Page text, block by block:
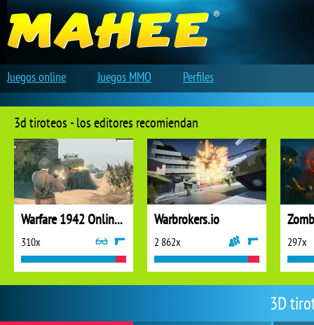
3D
3d tiroteos - los editores recomiendan
Warfare 1942 Online Shooter
310x
Warbrokers.io
2 862x 297x
Juegos online Juegos MMO Perfiles